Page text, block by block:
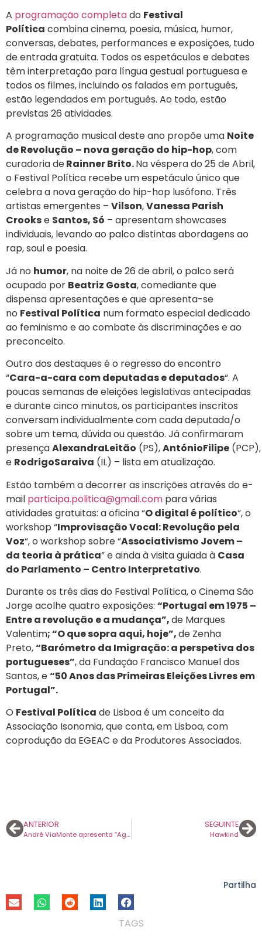
A programação completado Festival
Política combina cinema, poesia, música, humor,
conversas, debates, performances e exposições, tudo
de entrada gratuita. Todos os espetáculos e debates
têm interpretação para língua gestual portuguesa e
todos os filmes, incluindo os falados em português,
estão legendados em português. Ao todo, estão
previstas 26 atividades.
A programação musical deste ano propõe uma Noite
de Revolução – nova geração do hip-hop, com
curadoria deRainner Brito.Na véspera do 25 de Abril,
o Festival Política recebe um espetáculo único que
celebra a nova geração do hip-hop lusófono. Três
artistas emergentes – Vilson,Vanessa Parish
Crookse Santos, Só – apresentam showcases
individuais, levando ao palco distintas abordagens ao
rap, soul e poesia.
Já no humor, na noite de 26 de abril, o palco será
ocupado por Beatriz Gosta, comediante que
dispensa apresentações e que apresenta-se
no Festival Política num formato especial dedicado
ao feminismo e ao combate às discriminações e ao
preconceito.
Outro dos destaques é o regresso do encontro
“Cara-a-cara com deputadas e deputados“. A
poucas semanas de eleições legislativas antecipadas
e durante cinco minutos, os participantes inscritos
conversam individualmente com cada deputada/o
sobre um tema, dúvida ou questão. Já confirmaram
presençaAlexandraLeitão (PS),AntónioFilipe
e RodrigoSaraiva (IL) – lista em atualização.
Estão também a decorrer as inscrições através do e-
mail participa.politica@gmail.com para várias
atividades gratuitas: a oficina “O digital é político“, o
workshop “Improvisação Vocal: Revolução pela
Voz“, o workshop sobre “Associativismo Jovem –
da teoria à prática” e ainda à visita guiada à Casa
do Parlamento – Centro Interpretativo.
Durante os três dias do Festival Política, o Cinema São
Jorge acolhe quatro exposições: “Portugal em 1975 –
Entre a revolução e a mudança”,de Marques
Valentim; “O que sopra aqui, hoje”,de Zenha
Preto,“Barómetro da Imigração: a perspetiva dos
portugueses”, da Fundação Francisco Manuel dos
Santos, e“50 Anos das Primeiras Eleições Livres em
Portugal”.
O Festival Política de Lisboa é um conceito da
Associação Isonomia, que conta, em Lisboa, com
coprodução da EGEAC e da Produtores Associados.
ANTERIOR
André ViaMonte apresenta “Aguarda-me”, novo tema do seu próximo disco ‘De Vez’.
SEGUINTE
Hawkind
Partilha
TAGS